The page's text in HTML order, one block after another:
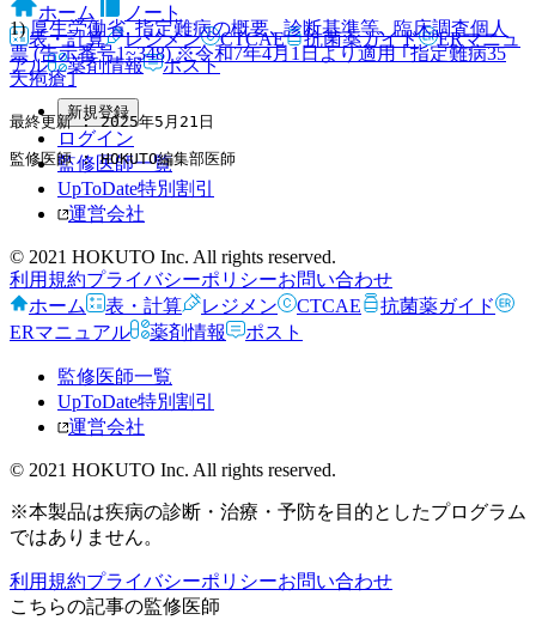
ホーム
ノート
表・計算
レジメン CTCAE 抗菌薬ガイド
ERマニュ
アル
薬剤情報 ポスト
新規登録
ログイン
監修医師一覧
UpToDate特別割引
運営会社
© 2021 HOKUTO Inc. All rights reserved.
利用規約プライバシーポリシーお問い合わせ
ホーム
表・計算 レジメン CTCAE
抗菌薬ガイド
ERマニュアル
薬剤情報 ポスト
監修医師一覧
UpToDate特別割引
運営会社
© 2021 HOKUTO Inc. All rights reserved.
※本製品は疾病の診断・治療・予防を目的としたプログラム
ではありません。
利用規約プライバシーポリシーお問い合わせ
こちらの記事の監修医師
1)厚生労働省. 指定難病の概要､ 診断基準等､ 臨床調査個人
票 (告示番号1~348) ※令和7年4月1日より適用 ｢指定難病35
天疱瘡｣
最終更新 : 2025年5月21日
監修医師 : HOKUTO編集部医師